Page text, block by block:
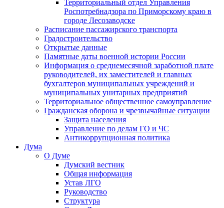
Территориальный отдел Управления
Роспотребнадзора по Приморскому краю в
городе Лесозаводске
Расписание пассажирского транспорта
Градостроительство
Открытые данные
Памятные даты военной истории России
Информация о среднемесячной заработной плате
руководителей, их заместителей и главных
бухгалтеров муниципальных учреждений и
муниципальных унитарных предприятий
Территориальное общественное самоуправление
Гражданская оборона и чрезвычайные ситуации
Защита населения
Управление по делам ГО и ЧС
Антикоррупционная политика
Дума
О Думе
Думский вестник
Общая информация
Устав ЛГО
Руководство
Структура